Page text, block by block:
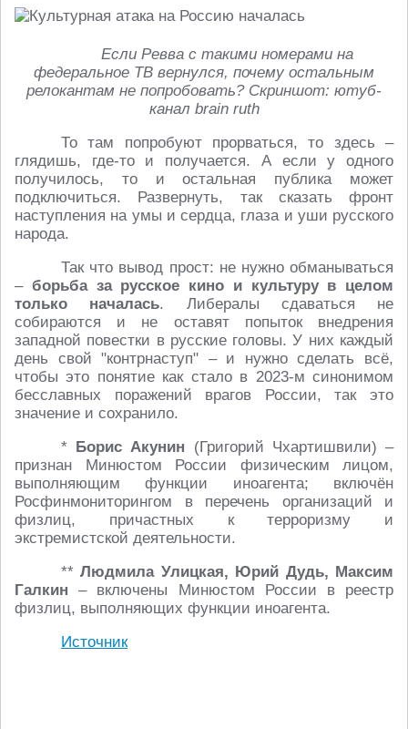
Если Ревва с такими номерами на
федеральное ТВ вернулся, почему остальным
релокантам не попробовать? Скриншот: ютуб-
канал brain ruth
То там попробуют прорваться, то здесь –
глядишь, где-то и получается. А если у одного
получилось, то и остальная публика может
подключиться. Развернуть, так сказать фронт
наступления на умы и сердца, глаза и уши русского
народа.
Так что вывод прост: не нужно обманываться
– борьба за русское кино и культуру в целом
только началась. Либералы сдаваться не
собираются и не оставят попыток внедрения
западной повестки в русские головы. У них каждый
день свой "контрнаступ" – и нужно сделать всё,
чтобы это понятие как стало в 2023-м синонимом
бесславных поражений врагов России, так это
значение и сохранило.
* Борис Акунин (Григорий Чхартишвили) –
признан Минюстом России физическим лицом,
выполняющим функции иноагента; включён
Росфинмониторингом в перечень организаций и
физлиц, причастных к терроризму и
экстремистской деятельности.
**Людмила Улицкая, Юрий Дудь, Максим
Галкин– включены Минюстом России в реестр
физлиц, выполняющих функции иноагента.
Источник